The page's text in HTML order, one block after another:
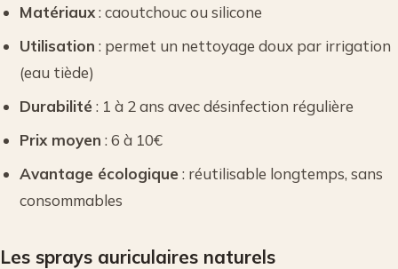
Matériaux: caoutchouc ou silicone
Utilisation : permet un nettoyage doux par irrigation
(eau tiède)
Durabilité: 1 à 2 ans avec désinfection régulière
Prix moyen : 6 à 10€
Avantage écologique: réutilisable longtemps, sans
consommables
Les sprays auriculaires naturels